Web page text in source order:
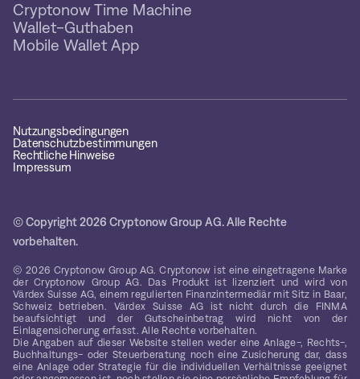
Cryptonow Time Machine
Wallet-Guthaben
Mobile Wallet App
Nutzungsbedingungen
Datenschutzbestimmungen
Rechtliche Hinweise
Impressum
© Copyright 2026 Cryptonow Group AG. Alle Rechte
vorbehalten.
© 2026 Cryptonow Group AG. Cryptonow ist eine eingetragene Marke
der Cryptonow Group AG. Das Produkt ist lizenziert und wird von
Värdex Suisse AG, einem regulierten Finanzintermediär mit Sitz in Baar,
Schweiz betrieben. Värdex Suisse AG ist nicht durch die FINMA
beaufsichtigt und der Gutscheinbetrag wird nicht von der
Einlagensicherung erfasst. Alle Rechte vorbehalten.
Die Angaben auf dieser Website stellen weder eine Anlage-, Rechts-,
Buchhaltungs- oder Steuerberatung noch eine Zusicherung dar, dass
eine Anlage oder Strategie für die individuellen Verhältnisse geeignet